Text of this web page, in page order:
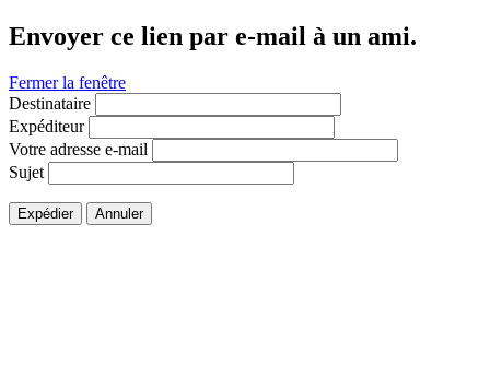
Envoyer ce lien par e-mail à un ami.
Fermer la fenêtre
Destinataire
Expéditeur
Votre adresse e-mail
Sujet
Expédier Annuler